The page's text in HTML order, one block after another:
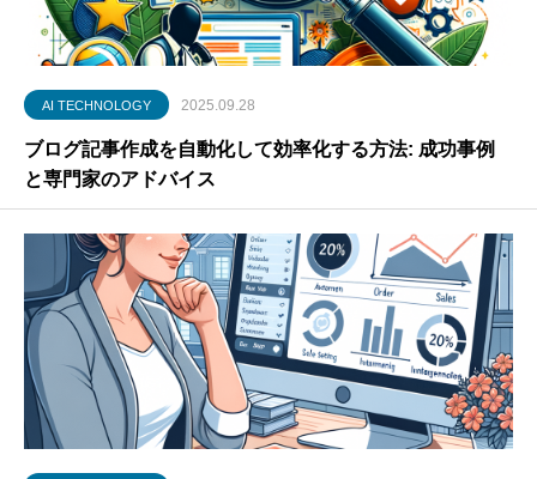
AI TECHNOLOGY 2025.09.28
ブログ記事作成を自動化して効率化する方法: 成功事例
と専門家のアドバイス